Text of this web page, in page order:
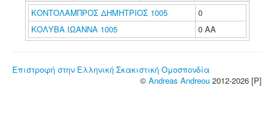
ΚΟΝΤΟΛΑΜΠΡΟΣ ΔΗΜΗΤΡΙΟΣ 1005
0
ΚΟΛΥΒΑ ΙΩΑΝΝΑ 1005
0 ΑΑ
Επιστροφή στην Ελληνική Σκακιστική Ομοσπονδία
© Andreas Andreou 2012-2026 [P]